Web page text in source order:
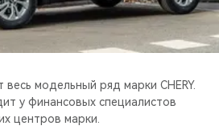
весь модельный ряд марки CHERY.
у финансовых специалистов
центров марки.